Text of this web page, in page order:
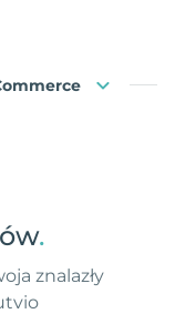
.
znalazły